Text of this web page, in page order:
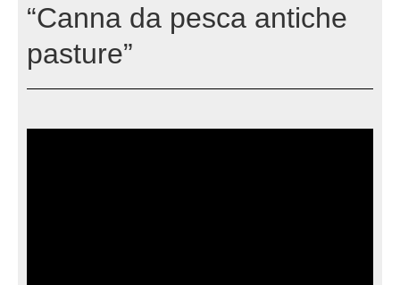
“Canna da pesca antiche
pasture”